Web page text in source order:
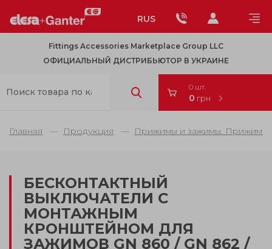
RUS
Fittings Accessories Marketplace Group LLC
ОФИЦИАЛЬНЫЙ ДИСТРИБЬЮТОР В УКРАИНЕ
0 шт.
0 грн
Главная Продукция Прижимы и зажимы. Прижимы
БЕСКОНТАКТНЫЙ
ВЫКЛЮЧАТЕЛИ С
МОНТАЖНЫМ
КРОНШТЕЙНОМ ДЛЯ
ЗАЖИМОВ GN 860 / GN 862 /